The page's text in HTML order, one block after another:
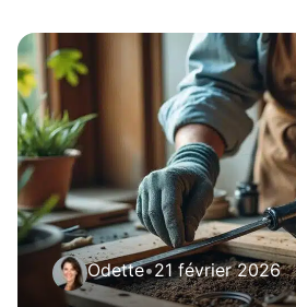
Odette•21 février 2026